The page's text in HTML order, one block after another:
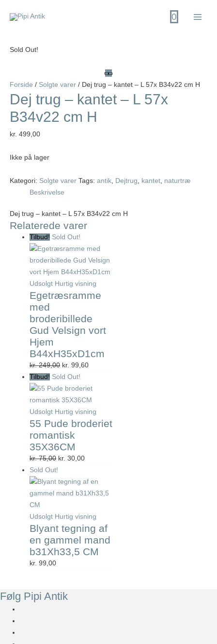
0
Sold Out!
Forside / Solgte varer / Dej trug – kantet – L 57x B34v22 cm H
Dej trug – kantet – L 57x
B34v22 cm H
kr. 499,00
Ikke på lager
Kategori: Solgte varer Tags: antik Dejtrug kantet naturtræ
Beskrivelse
Dej trug – kantet – L 57x B34v22 cm H
Relaterede varer
Tilbud! Sold Out!
Udsolgt Hurtig visning
Egetræsramme
med
broderibillede
Gud Velsign vort
Hjem
B44xH35xD1cm
kr.249,00 Den
oprindelige
pris
var:
kr. 249,00.
kr. 99,60Den
pris
er:
kr. 99,60.
Tilbud! Sold Out!
Udsolgt Hurtig visning
55 Pude broderiet
romantisk
35X36CM
kr.75,00 Den
pris
var:
kr. 30,00Den
pris
er:
Sold Out!
Udsolgt Hurtig visning
Blyant tegning af
en gammel mand
b31Xh33,5 CM
kr. 99,00
Følg Pipi Antik